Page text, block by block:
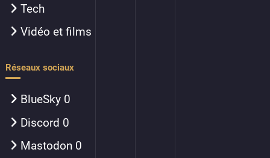
Tech
Vidéo et films
Réseaux sociaux
BlueSky 0
Discord 0
Mastodon 0